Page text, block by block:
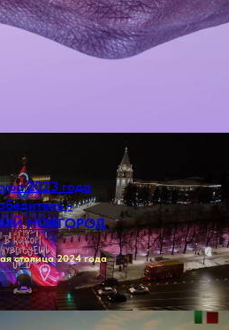
2023 года
-
НОВГОРОД
столица 2024 года